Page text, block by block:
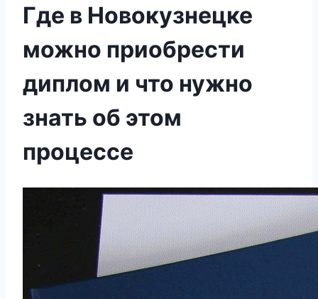
Где в Новокузнецке
можно приобрести
диплом и что нужно
знать об этом
процессе